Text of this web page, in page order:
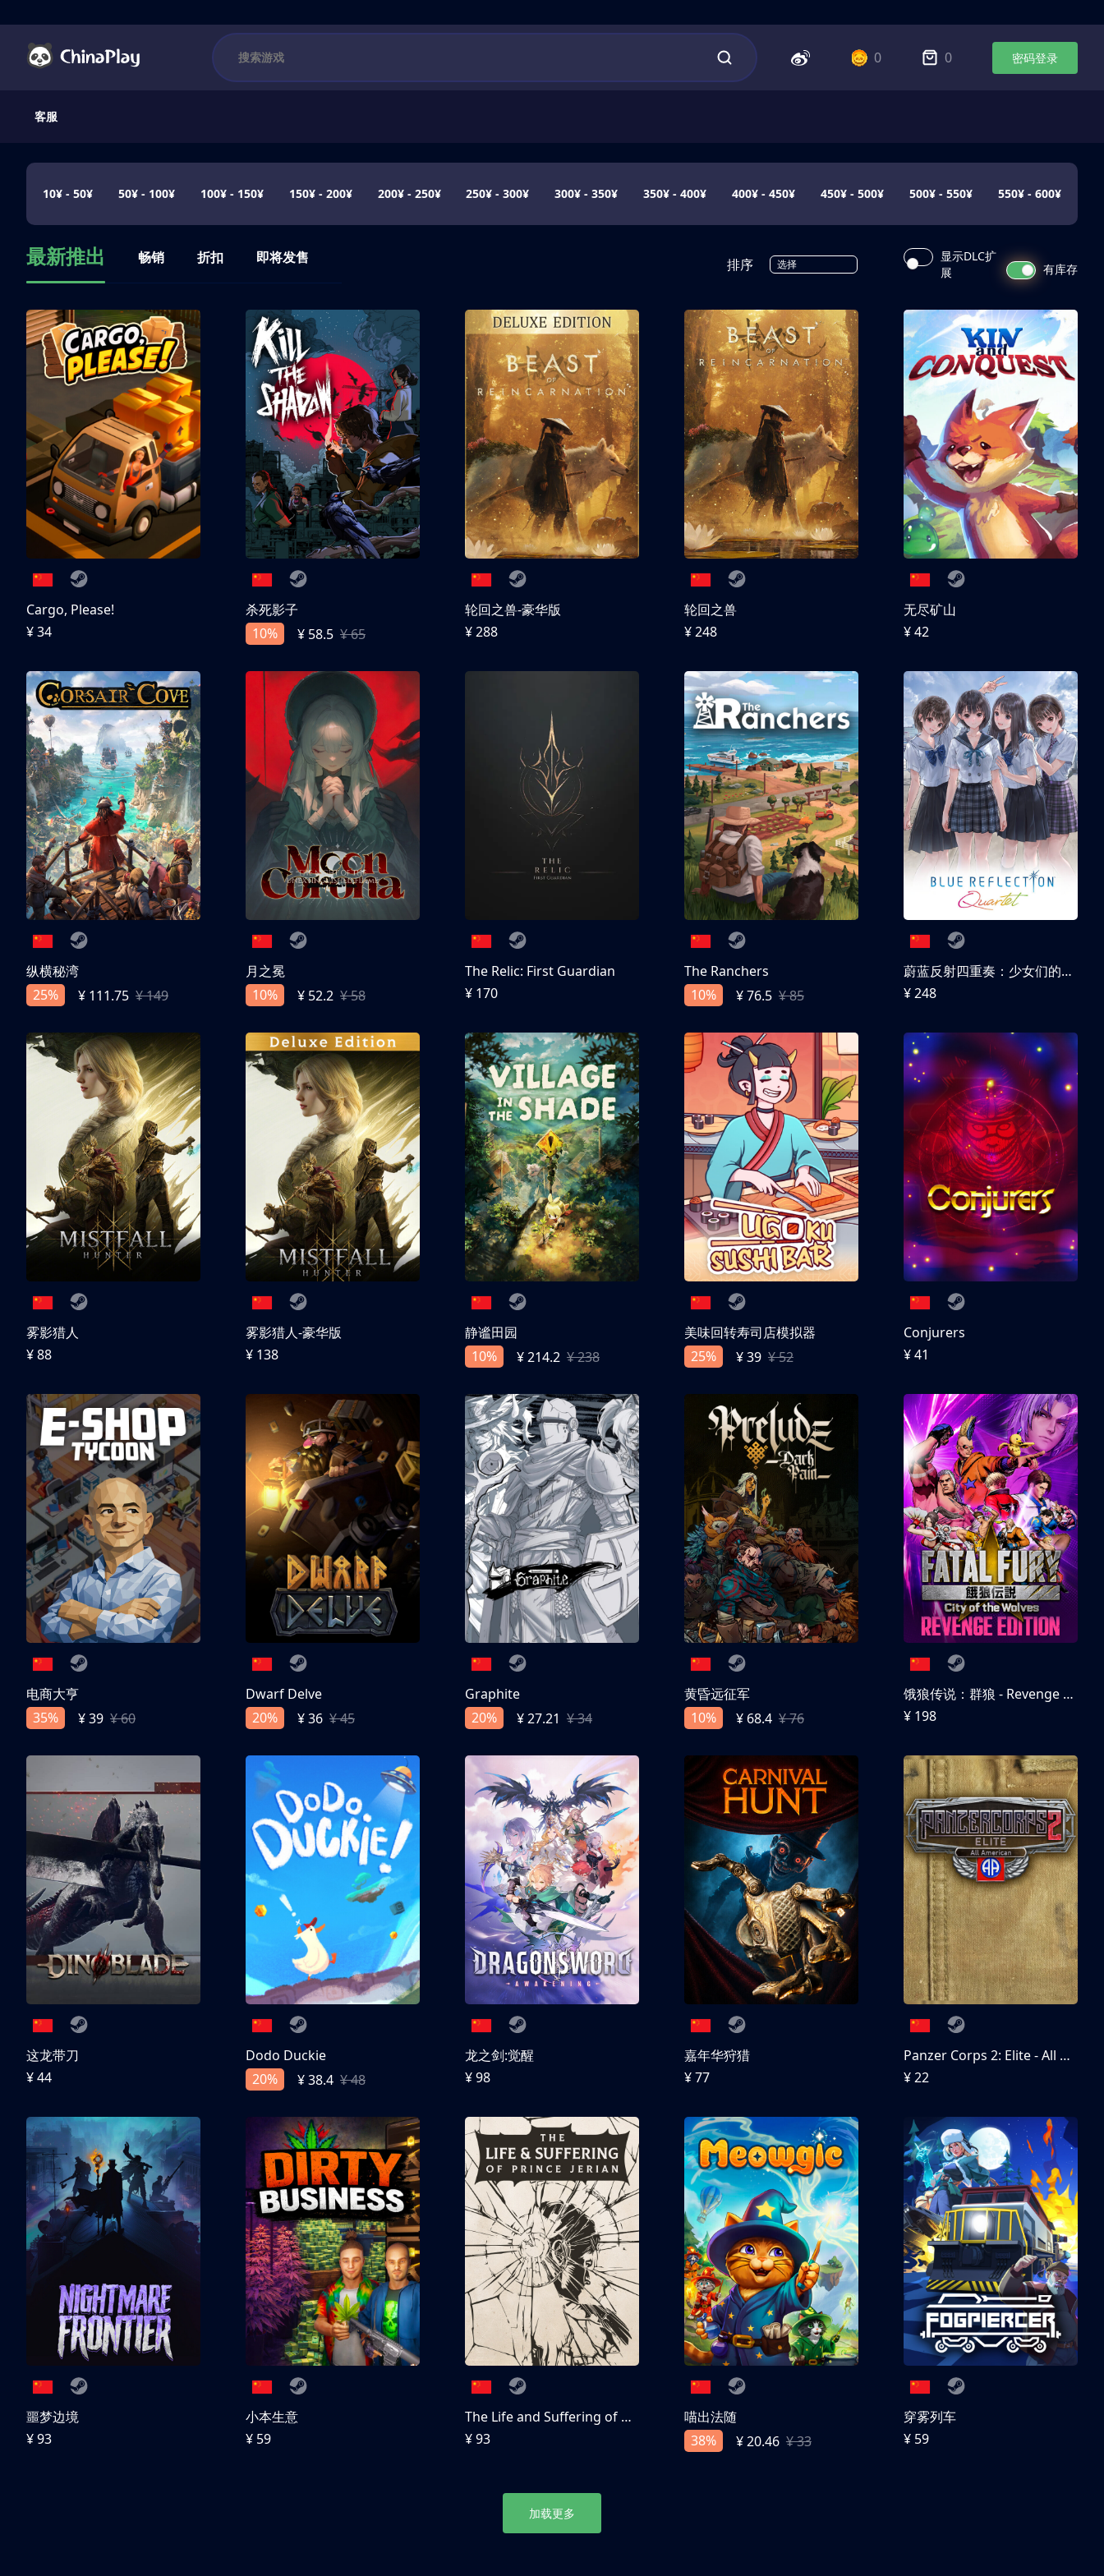
0 0 密码登录
客服
10¥ - 50¥ 50¥ - 100¥ 100¥ - 150¥ 150¥ - 200¥ 200¥ - 250¥ 250¥ - 300¥ 300¥ - 350¥ 350¥ - 400¥ 400¥ - 450¥ 450¥ - 500¥ 500¥ - 550¥ 550¥ - 600¥
最新推出 畅销 折扣 即将发售 排序 选择
显示DLC扩
展
有库存
Cargo, Please!
¥ 34
杀死影子
10%
¥ 58.5 ¥ 65
轮回之兽-豪华版
¥ 288
轮回之兽
¥ 248
无尽矿山
¥ 42
纵横秘湾
25%
¥ 111.75 ¥ 149
月之冕
10%
¥ 52.2 ¥ 58
The Relic: First Guardian
¥ 170
The Ranchers
10%
¥ 76.5 ¥ 85
蔚蓝反射四重奏：少女们的奇迹
¥ 248
雾影猎人
¥ 88
雾影猎人-豪华版
¥ 138
静谧田园
10%
¥ 214.2 ¥ 238
美味回转寿司店模拟器
25%
¥ 39 ¥ 52
Conjurers
¥ 41
电商大亨
35%
¥ 39 ¥ 60
Dwarf Delve
20%
¥ 36 ¥ 45
Graphite
20%
¥ 27.21 ¥ 34
黄昏远征军
10%
¥ 68.4 ¥ 76
饿狼传说：群狼 - Revenge Edition
¥ 198
这龙带刀
¥ 44
Dodo Duckie
20%
¥ 38.4 ¥ 48
龙之剑:觉醒
¥ 98
嘉年华狩猎
¥ 77
Panzer Corps 2: Elite - All American
¥ 22
噩梦边境
¥ 93
小本生意
¥ 59
The Life and Suffering of Prince Jerian
¥ 93
喵出法随
38%
¥ 20.46 ¥ 33
穿雾列车
¥ 59
加载更多